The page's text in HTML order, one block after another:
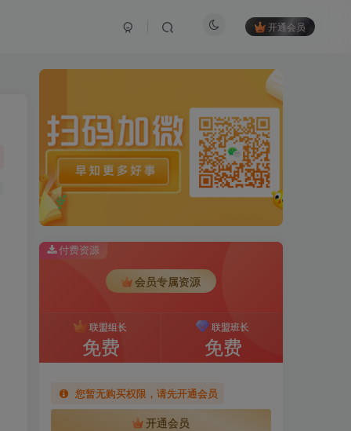
开通会员
付费资源
会员专属资源
联盟组长
免费
联盟班长
免费
您暂无购买权限，请先开通会员
开通会员